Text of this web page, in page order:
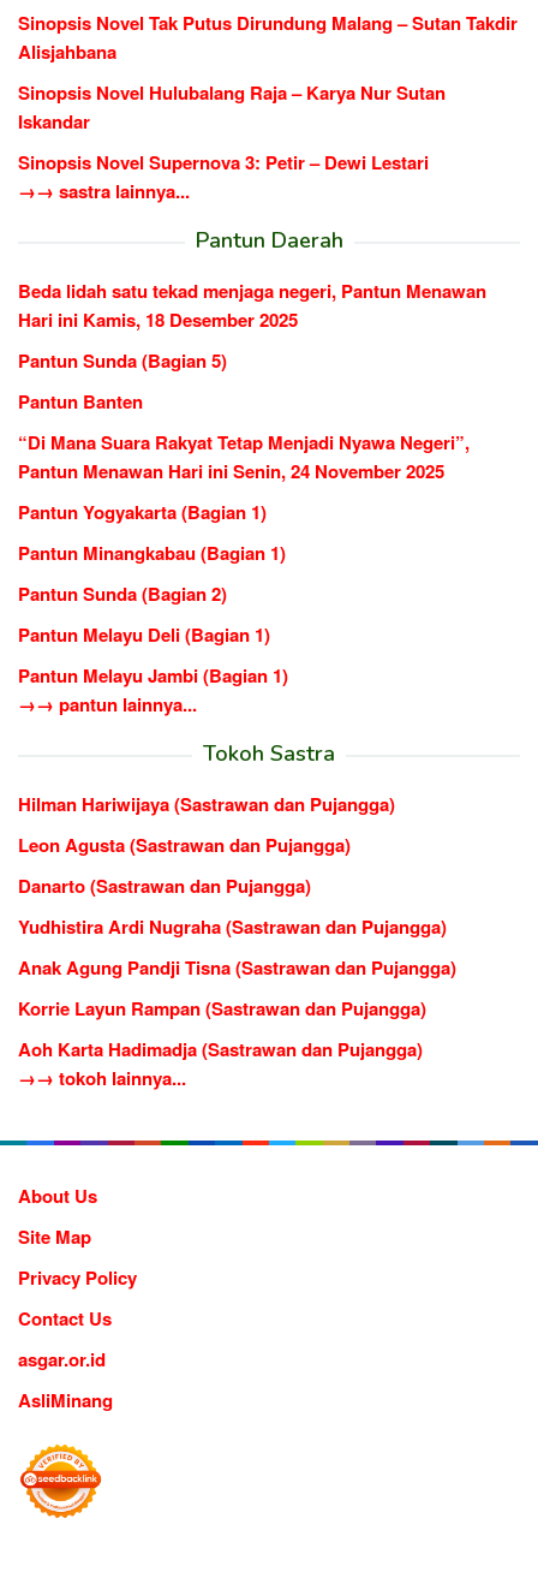
Sinopsis Novel Tak Putus Dirundung Malang – Sutan Takdir
Alisjahbana
Sinopsis Novel Hulubalang Raja – Karya Nur Sutan
Iskandar
Sinopsis Novel Supernova 3: Petir – Dewi Lestari
→→ sastra lainnya...
Pantun Daerah
Beda lidah satu tekad menjaga negeri, Pantun Menawan
Hari ini Kamis, 18 Desember 2025
Pantun Sunda (Bagian 5)
Pantun Banten
“Di Mana Suara Rakyat Tetap Menjadi Nyawa Negeri”,
Pantun Menawan Hari ini Senin, 24 November 2025
Pantun Yogyakarta (Bagian 1)
Pantun Minangkabau (Bagian 1)
Pantun Sunda (Bagian 2)
Pantun Melayu Deli (Bagian 1)
Pantun Melayu Jambi (Bagian 1)
→→ pantun lainnya...
Tokoh Sastra
Hilman Hariwijaya (Sastrawan dan Pujangga)
Leon Agusta (Sastrawan dan Pujangga)
Danarto (Sastrawan dan Pujangga)
Yudhistira Ardi Nugraha (Sastrawan dan Pujangga)
Anak Agung Pandji Tisna (Sastrawan dan Pujangga)
Korrie Layun Rampan (Sastrawan dan Pujangga)
Aoh Karta Hadimadja (Sastrawan dan Pujangga)
→→ tokoh lainnya...
About Us
Site Map
Privacy Policy
Contact Us
asgar.or.id
AsliMinang